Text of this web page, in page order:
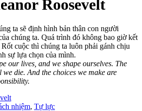
Roosevelt
ta sẽ định hình bản thân con người
chúng ta. Quá trình đó không bao giờ kết
cuộc thì chúng ta luôn phải gánh chịu
sự lựa chọn của mình.
our lives, and we shape ourselves. The
we die. And the choices we make are
nhiệm, Tự lực